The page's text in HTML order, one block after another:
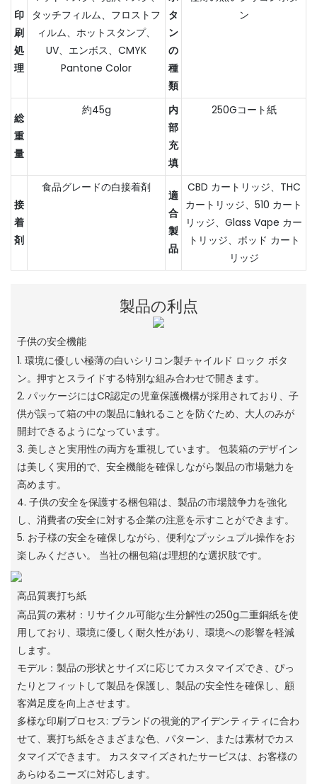
印
刷
処
理
タッチフィルム、フロストフ
ィルム、ホットスタンプ、
UV、エンボス、CMYK
Pantone Color
タ
ン
の
種
類
ン
総
重
量
約45g
内
部
充
填
250Gコート紙
接
着
剤
食品グレードの白接着剤
適
合
製
品
CBD カートリッジ、THC
カートリッジ、510 カート
リッジ、Glass Vape カー
トリッジ、ポッド カート
リッジ
製品の利点
子供の安全機能
1. 環境に優しい極薄の白いシリコン製チャイルド ロック ボタ
ン。押すとスライドする特別な組み合わせで開きます。
2. パッケージにはCR認定の児童保護機構が採用されており、子
供が誤って箱の中の製品に触れることを防ぐため、大人のみが
開封できるようになっています。
3. 美しさと実用性の両方を重視しています。 包装箱のデザイン
は美しく実用的で、安全機能を確保しながら製品の市場魅力を
高めます。
4. 子供の安全を保護する梱包箱は、製品の市場競争力を強化
し、消費者の安全に対する企業の注意を示すことができます。
5. お子様の安全を確保しながら、便利なプッシュプル操作をお
楽しみください。 当社の梱包箱は理想的な選択肢です。
高品質裏打ち紙
高品質の素材：リサイクル可能な生分解性の250g二重銅紙を使
用しており、環境に優しく耐久性があり、環境への影響を軽減
します。
モデル：製品の形状とサイズに応じてカスタマイズでき、ぴっ
たりとフィットして製品を保護し、製品の安全性を確保し、顧
客満足度を向上させます。
多様な印刷プロセス: ブランドの視覚的アイデンティティに合わ
せて、裏打ち紙をさまざまな色、パターン、または素材でカス
タマイズできます。 カスタマイズされたサービスは、お客様の
あらゆるニーズに対応します。